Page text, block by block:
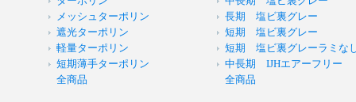
メッシュターポリン
遮光ターポリン
軽量ターポリン
短期薄手ターポリン
全商品
長期 塩ビ裏グレー
短期 塩ビ裏グレー
短期 塩ビ裏グレーラミな
中長期 IJHエアーフリー
全商品